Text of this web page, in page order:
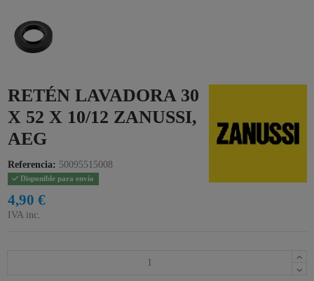
RETÉN LAVADORA 30
X 52 X 10/12 ZANUSSI,
AEG
Referencia: 50095515008
Disponible para envío
4,90 €
IVA inc.